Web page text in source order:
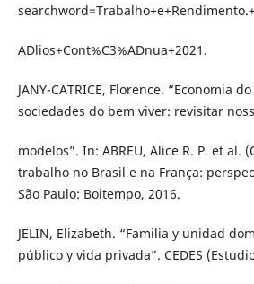
ADlios+Cont%C3%ADnua+2021.
JANY-CATRICE, Florence. “Economia
sociedades do bem viver: revisitar
modelos”. In: ABREU, Alice R. P. et al.
trabalho no Brasil e na França:
São Paulo: Boitempo, 2016.
JELIN, Elizabeth. “Familia y unidad
público y vida privada”. CEDES